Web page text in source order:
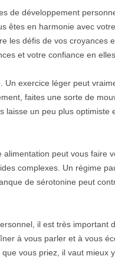
de développement
êtes en harmonie avec
les défis de vos croyances
et votre confiance en elles.
exercice léger peut
faites une sorte de
laisse un peu plus optimiste
peut vous faire
complexes. Un régime
de sérotonine peut
il est très important
à vous parler et à vous
vous priez, il vaut mieux